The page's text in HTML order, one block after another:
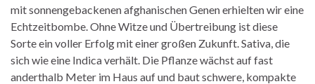
mit sonnengebackenen afghanischen Genen erhielten wir eine
Echtzeitbombe. Ohne Witze und Übertreibung ist diese
Sorte ein voller Erfolg mit einer großen Zukunft. Sativa, die
sich wie eine Indica verhält. Die Pflanze wächst auf fast
anderthalb Meter im Haus auf und baut schwere, kompakte